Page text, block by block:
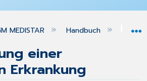
global hierarchy
MEDISTAR Handbuch
einer
Erkrankung